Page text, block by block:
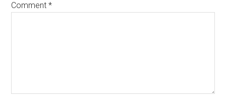
Comment*